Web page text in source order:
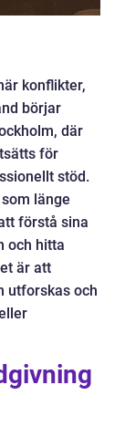
konflikter,
börjar
där
för
stöd.
länge
förstå sina
och hitta
är att
utforskas och